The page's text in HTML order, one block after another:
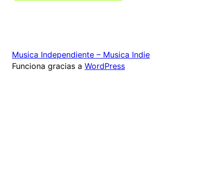
Musica Independiente – Musica Indie
Funciona gracias a WordPress